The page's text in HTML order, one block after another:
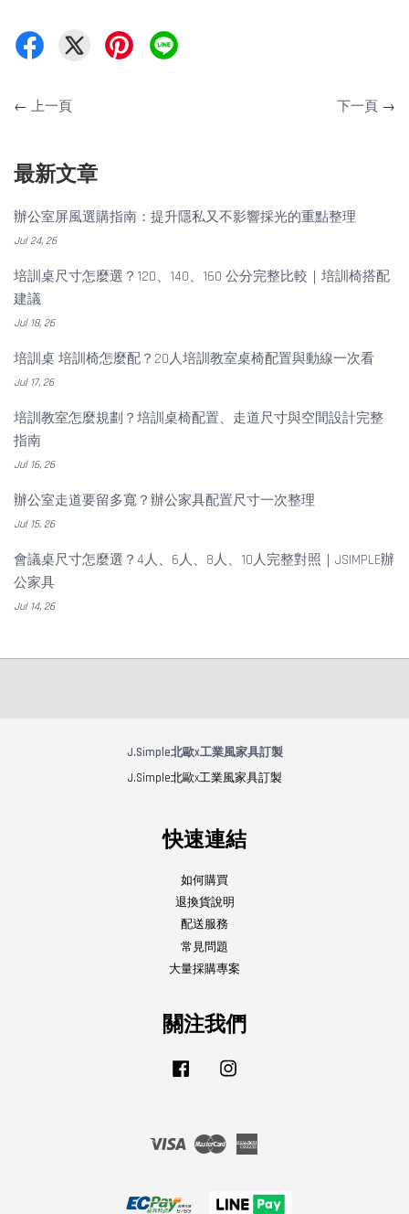
← 上一頁 下一頁 →
最新文章
辦公室屏風選購指南：提升隱私又不影響採光的重點整理
Jul 24, 26
培訓桌尺寸怎麼選？120、140、160 公分完整比較｜培訓椅搭配
建議
Jul 18, 26
培訓桌 培訓椅怎麼配？20人培訓教室桌椅配置與動線一次看
Jul 17, 26
培訓教室怎麼規劃？培訓桌椅配置、走道尺寸與空間設計完整
指南
Jul 16, 26
辦公室走道要留多寬？辦公家具配置尺寸一次整理
Jul 15, 26
會議桌尺寸怎麼選？4人、6人、8人、10人完整對照｜JSIMPLE辦
公家具
Jul 14, 26
J.Simple北歐x工業風家具訂製
J.Simple北歐x工業風家具訂製
快速連結
如何購買
退換貨說明
配送服務
常見問題
大量採購專案
關注我們
Facebook
Visa Master